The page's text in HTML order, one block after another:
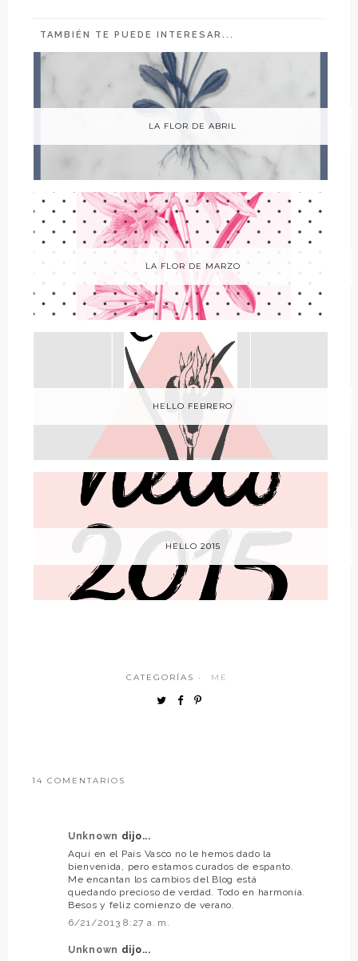
TAMBIÉN TE PUEDE INTERESAR...
LA FLOR DE ABRIL
LA FLOR DE MARZO
HELLO FEBRERO
HELLO 2015
CATEGORÍAS · ME
14 COMENTARIOS
Unknown dijo...
Aquí en el País Vasco no le hemos dado la
bienvenida, pero estamos curados de espanto.
Me encantan los cambios del Blog está
quedando precioso de verdad. Todo en harmonía.
Besos y feliz comienzo de verano.
6/21/2013 8:27 a. m.
Unknown dijo...